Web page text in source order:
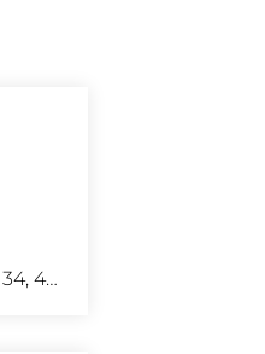
St. Michael, Allmendstrasse 34, 4058 Basel